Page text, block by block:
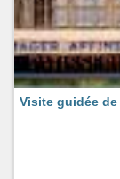
Visite guidée